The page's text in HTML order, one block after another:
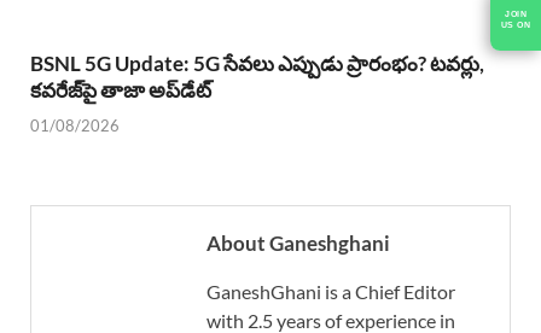
JOIN
US ON
BSNL 5G Update: 5G సేవలు ఎప్పుడు ప్రారంభం? టవర్లు,
కవరేజ్‌పై తాజా అప్‌డేట్
01/08/2026
About Ganeshghani
GaneshGhani is a Chief Editor
with 2.5 years of experience in